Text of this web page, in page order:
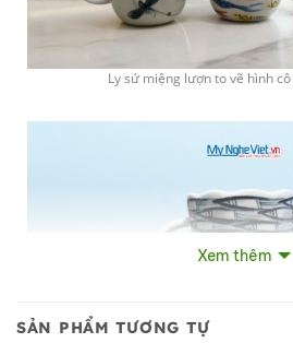
Ly sứ miệng lượn to vẽ hình
Xem thêm
SẢN PHẨM TƯƠNG TỰ